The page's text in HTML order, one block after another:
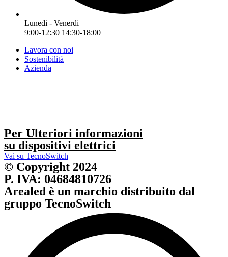
Lunedi - Venerdi
9:00-12:30 14:30-18:00
Lavora con noi
Sostenibilità
Azienda
Per Ulteriori informazioni
su dispositivi elettrici
Vai su TecnoSwitch
© Copyright 2024
P. IVA: 04684810726
Arealed è un marchio distribuito dal
gruppo TecnoSwitch